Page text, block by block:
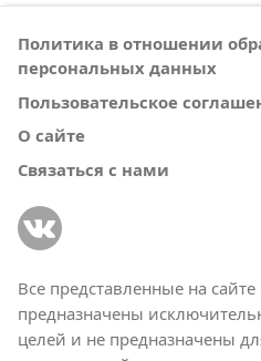
Политика в отношении
персональных данных
Пользовательское
О сайте
Связаться с нами
Все представленные на
предназначены
целей и не предназначены